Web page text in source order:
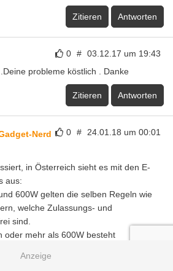
Zitieren Antworten
0 # 03.12.17 um 19:43
probleme köstlich . Danke
Zitieren Antworten
0 # 24.01.18 um 00:01
Nerd
in Österreich sieht es mit den E-
aus:
600W gelten die selben Regeln wie
welche Zulassungs- und
sind.
oder mehr als 600W besteht